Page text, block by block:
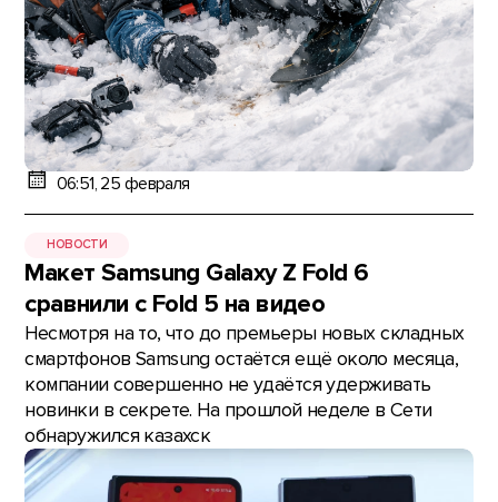
06:51, 25 февраля
НОВОСТИ
Макет Samsung Galaxy Z Fold 6
сравнили с Fold 5 на видео
Несмотря на то, что до премьеры новых складных
смартфонов Samsung остаётся ещё около месяца,
компании совершенно не удаётся удерживать
новинки в секрете. На прошлой неделе в Сети
обнаружился казахск